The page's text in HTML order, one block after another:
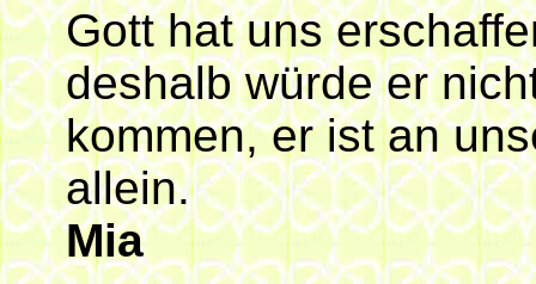
Gott hat uns
deshalb würde er
kommen, er ist an
allein.
Mia